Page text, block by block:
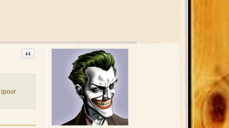
Citation
(pour